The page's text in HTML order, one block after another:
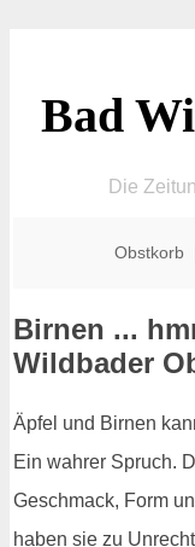
Bad
Die
Obstkorb
Birnen ...
Wildbader
Äpfel und Birnen
Ein wahrer Spruch.
Geschmack, Form
haben sie zu